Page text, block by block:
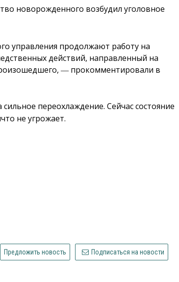
новорожденного возбудил уголовное
управления продолжают работу на
действий, направленный на
― прокомментировали в
переохлаждение. Сейчас состояние
не угрожает.
Предложить новость Подписаться на новости